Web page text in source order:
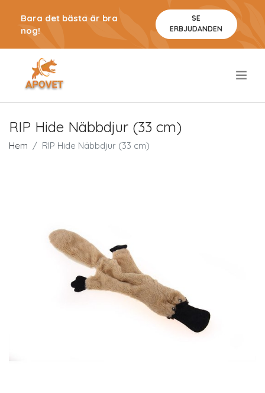
Bara det bästa är bra
nog!
SE
ERBJUDANDEN
RIP Hide Näbbdjur (33 cm)
Hem RIP Hide Näbbdjur (33 cm)